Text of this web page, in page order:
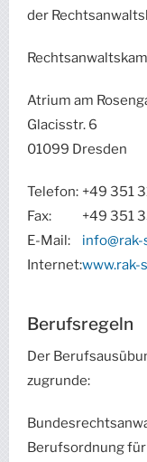
der
Atrium am
Glacisstr. 6
01099 Dresden
Telefon: +49 351
Fax:
+49 351
E-Mail:
Internet:www.rak-
Berufsregeln
Der
zugrunde:
Berufsordnung für